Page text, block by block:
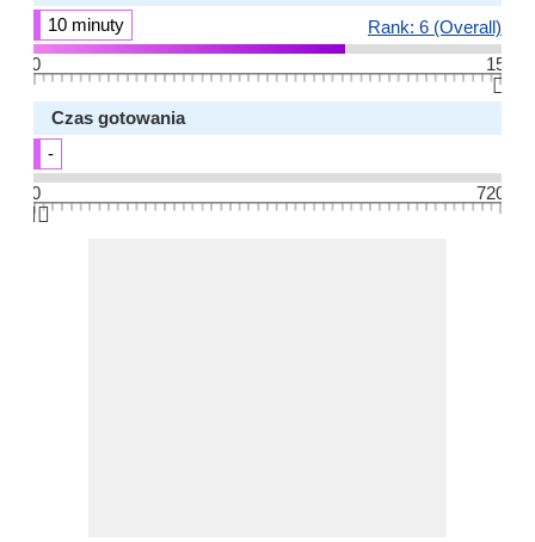
10 minuty
Rank: 6 (Overall)
0
15
👆🏻
Czas gotowania
-
0
720
👆🏻